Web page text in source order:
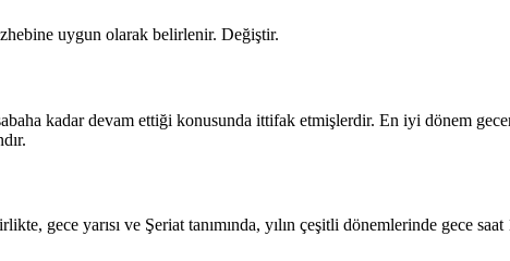
uygun olarak belirlenir. Değiştir.
kadar devam ettiği konusunda ittifak etmişlerdir. En iyi dönem
gece yarısı ve Şeriat tanımında, yılın çeşitli dönemlerinde gece